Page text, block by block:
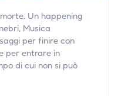
Un happening
Musica
per finire con
per entrare in
di cui non si può